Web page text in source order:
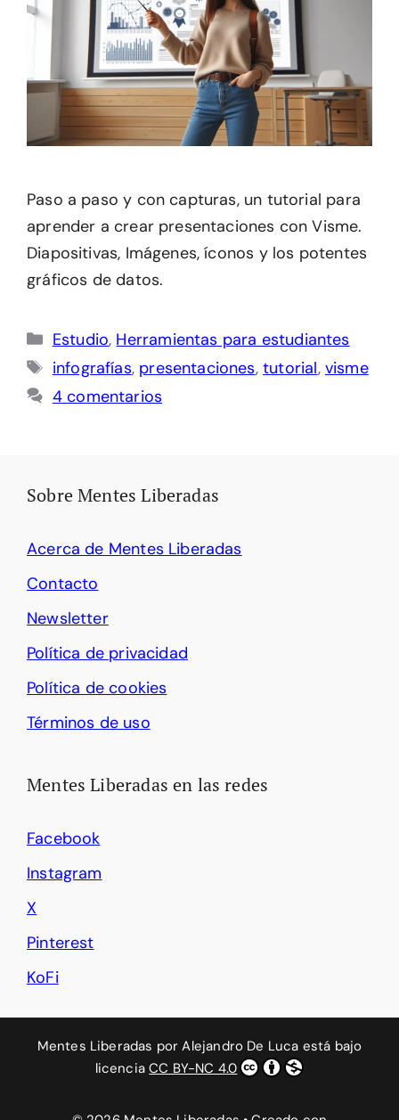
Paso a paso y con capturas, un tutorial para
aprender a crear presentaciones con Visme.
Diapositivas, Imágenes, íconos y los potentes
gráficos de datos.
Categorías
Estudio, Herramientas para estudiantes
Etiquetas
infografías, presentaciones,tutorial, visme
4 comentarios
Sobre Mentes Liberadas
Acerca de Mentes Liberadas
Contacto
Newsletter
Política de privacidad
Política de cookies
Términos de uso
Mentes Liberadas en las redes
Facebook
Instagram
X
Pinterest
KoFi
Mentes Liberadas porAlejandro De Luca está bajo
licenciaCC BY-NC 4.0